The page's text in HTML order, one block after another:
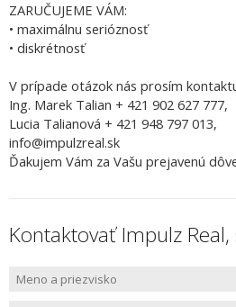
ZARUČUJEME VÁM:
• maximálnu serióznosť
• diskrétnosť
V prípade otázok nás prosím
Ing. Marek Talian + 421 902 627 777,
Lucia Talianová + 421 948 797 013,
info@impulzreal.sk
Ďakujem Vám za Vašu prejavenú
Kontaktovať Impulz Real,